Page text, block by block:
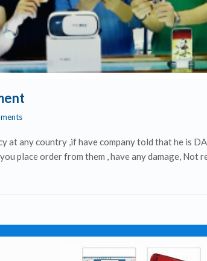
at any country ,if have company told that he is
place order from them , have any damage, Not